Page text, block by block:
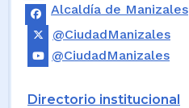
Alcaldía de Manizales
@CiudadManizales
@CiudadManizales
Directorio institucional